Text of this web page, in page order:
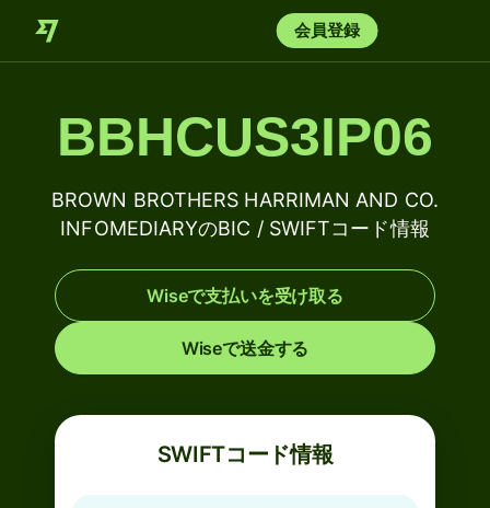
会員登録
BBHCUS3IP06
BROWN BROTHERS HARRIMAN AND CO.
INFOMEDIARYのBIC / SWIFTコード情報
Wiseで支払いを受け取る
Wiseで送金する
SWIFTコード情報